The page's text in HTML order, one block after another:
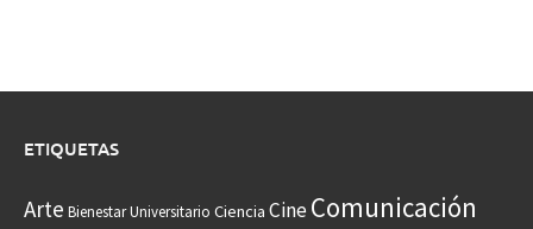
ETIQUETAS
Arte Bienestar Universitario Ciencia CineComunicación